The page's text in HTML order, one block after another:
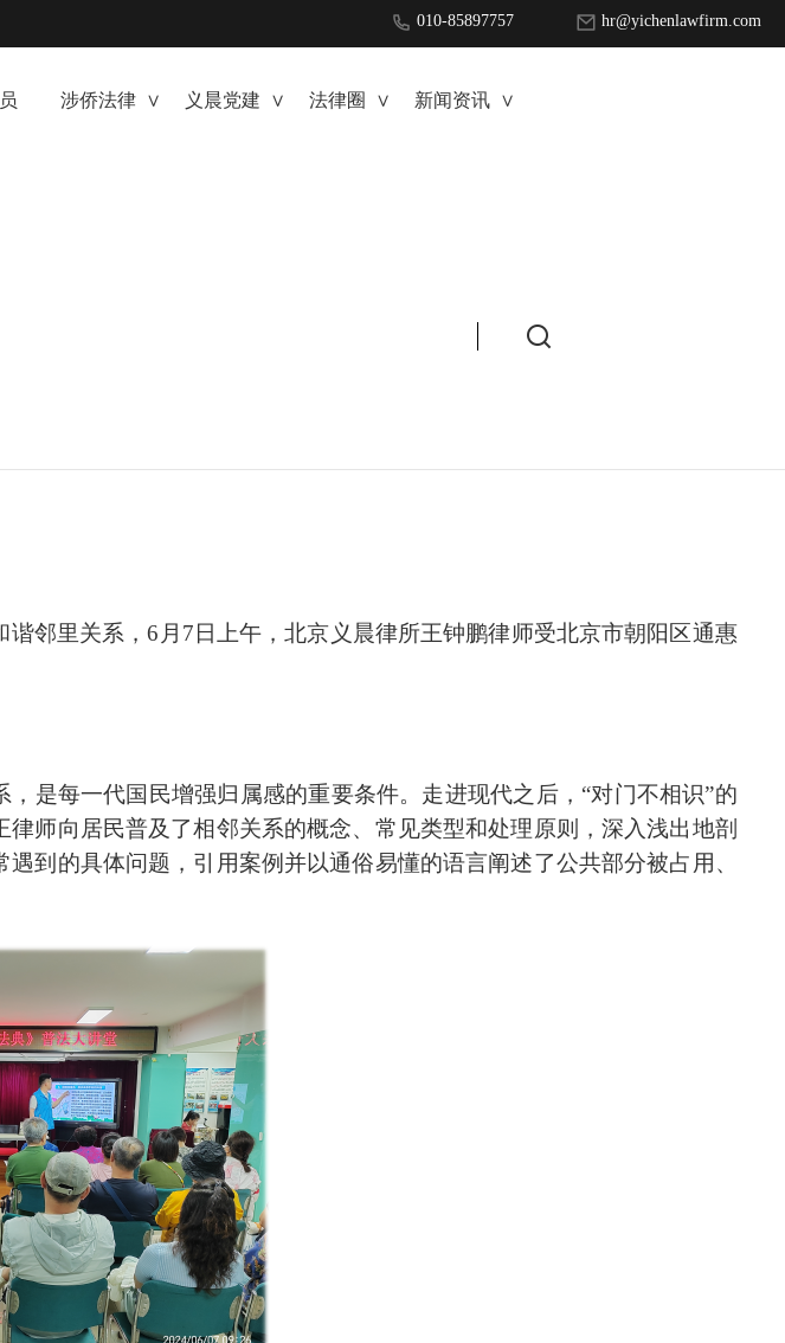
010-85897757 hr@yichenlawfirm.com
涉侨法律 ∨ 义晨党建 ∨ 法律圈 ∨ 新闻资讯 ∨
谐邻里关系，6月7日上午，北京义晨律所王钟鹏律师受北京市朝阳区通惠
是每一代国民增强归属感的重要条件。走进现代之后，“对门不相识”的
律师向居民普及了相邻关系的概念、 常见类型和处理原则，深入浅出地剖
到的具体问题，引用案例 并以通俗易懂的语言阐述了公共部分被占用、